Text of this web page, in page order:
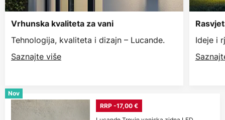
Vrhunska kvaliteta za vani
Tehnologija, kvaliteta i dizajn – Lucande.
Saznajte više
Ideje i
Nov
RRP -17,00 €